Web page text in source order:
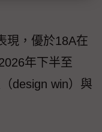
現，優於18A在
年下半至
design win）與